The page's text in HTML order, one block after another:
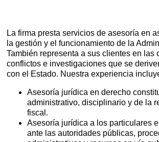
La firma presta servicios de asesoría en
la gestión y el funcionamiento de la
También representa a sus clientes en las
conflictos e investigaciones que se
con el Estado. Nuestra experiencia
Asesoría jurídica en derecho
administrativo, disciplinario y de la
fiscal.
Asesoría jurídica a los particulares
ante las autoridades públicas,